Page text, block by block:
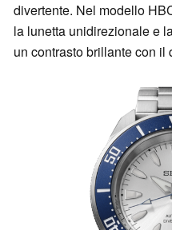
divertente. Nel modello
la lunetta unidirezionale e
un contrasto brillante con il